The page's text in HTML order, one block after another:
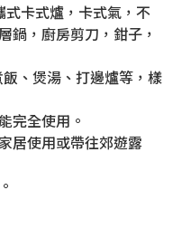
卡式爐，卡式氣，不
鍋，廚房剪刀，鉗子，
、煲湯、打邊爐等，樣
完全使用。
居使用或帶往郊遊露